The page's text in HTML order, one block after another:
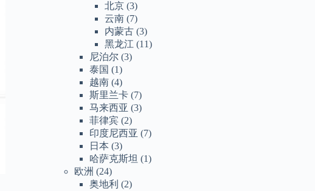
北京 (3)
云南 (7)
内蒙古 (3)
黑龙江 (11)
尼泊尔 (3)
泰国 (1)
越南 (4)
斯里兰卡 (7)
马来西亚 (3)
菲律宾 (2)
印度尼西亚 (7)
日本 (3)
哈萨克斯坦 (1)
欧洲 (24)
奥地利 (2)